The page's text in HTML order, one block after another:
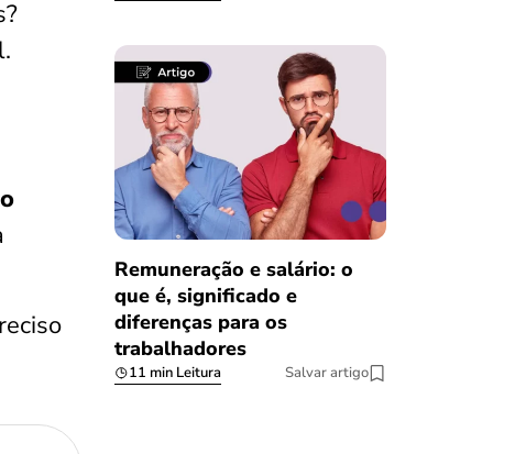
Remuneração e salário: o
que é, significado e
diferenças para os
trabalhadores
11 min Leitura Salvar artigo